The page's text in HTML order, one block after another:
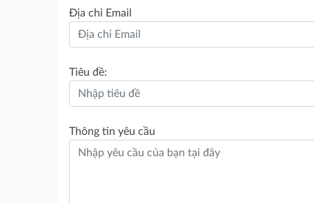
Địa chỉ Email
Tiêu đề:
Thông tin yêu cầu